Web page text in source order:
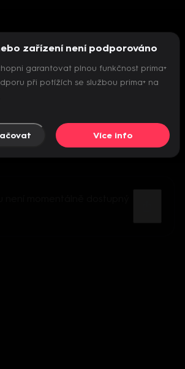
se inicializovat přehrávač
zařízení není podporováno
garantovat plnou funkčnost prima+
při potížích se službou prima+ na
Více info